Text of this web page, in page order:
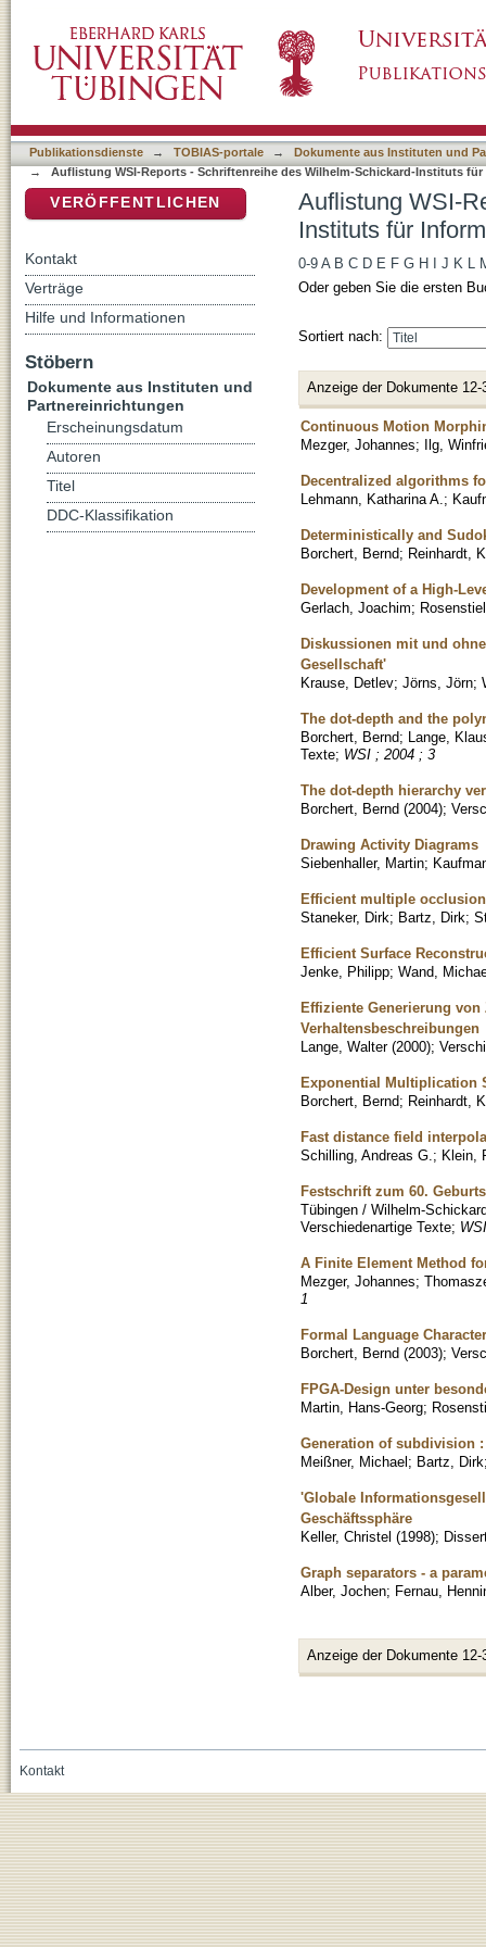
Publikationsdienste → TOBIAS-portale →
Dokumente aus Instituten und
→
Auflistung WSI-Reports - Schriftenreihe des Wilhelm-Schickard-Instituts
Auflistung WSI-
Instituts für
0-9 A B C D E F G H J K L
Oder geben Sie die ersten
Sortiert nach:
Anzeige der Dokumente 12-
Continuous Motion
Mezger, Johannes; Ilg,
Decentralized algorithms
Lehmann, Katharina A. ;
Deterministically and
Borchert, Bernd; Reinhardt,
Development of a High-
Gerlach, Joachim;
Diskussionen mit und
Gesellschaft'
Krause, Detlev; Jörns, Jörn;
The dot-depth and the
Borchert, Bernd; Lange,
Texte; WSI ; 2004 ; 3
The dot-depth hierarchy
Borchert, Bernd (2004);
Drawing Activity Diagrams
Siebenhaller, Martin;
Efficient multiple
Staneker, Dirk; Bartz, Dirk;
Efficient Surface
Jenke, Philipp; Wand,
Effiziente Generierung von
Verhaltensbeschreibungen
Lange, Walter (2000);
Exponential Multiplication
Borchert, Bernd; Reinhardt,
Fast distance field
Schilling, Andreas G. ; Klein,
Festschrift zum 60.
Tübingen / Wilhelm-
Verschiedenartige Texte;
A Finite Element Method
Mezger, Johannes;
1
Formal Language
Borchert, Bernd (2003);
FPGA-Design unter
Martin, Hans-Georg;
Generation of subdivision
Meißner, Michael; Bartz, Dirk
'Globale
Geschäftssphäre
Keller, Christel (1998);
Graph separators - a
Alber, Jochen; Fernau,
Anzeige der Dokumente 12-
VERÖFFENTLICHEN
Kontakt
Verträge
Hilfe und Informationen
Stöbern
Dokumente aus Instituten und
Partnereinrichtungen
Erscheinungsdatum
Autoren
Titel
DDC-Klassifikation
Kontakt